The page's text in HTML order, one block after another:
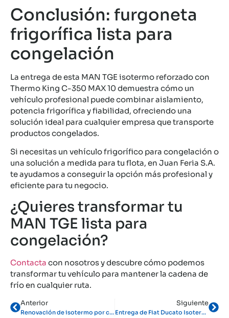
Conclusión: furgoneta
frigorífica lista para
congelación
La entrega de esta MAN TGE isotermo reforzado con
Thermo King C-350 MAX 10 demuestra cómo un
vehículo profesional puede combinar aislamiento,
potencia frigorífica y fiabilidad, ofreciendo una
solución ideal para cualquier empresa que transporte
productos congelados.
Si necesitas un vehículo frigorífico para congelación o
una solución a medida para tu flota, en Juan Feria S.A.
te ayudamos a conseguir la opción más profesional y
eficiente para tu negocio.
¿Quieres transformar tu
MAN TGE lista para
congelación?
Contacta con nosotros y descubre cómo podemos
transformar tu vehículo para mantener la cadena de
frío en cualquier ruta.
Anterior
Renovación de isotermo por caducidad ATP: qué hacer cuando se cumplen los 15 años
Siguiente
Entrega de Fiat Ducato Isotermada con Thermo King C-350 para Transporte de Carnes